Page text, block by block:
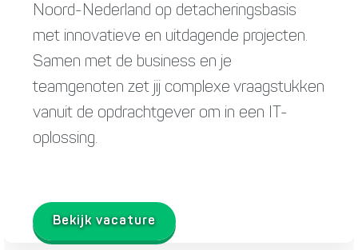
Noord-Nederland op detacheringsbasis
met innovatieve en uitdagende projecten.
Samen met de business en je
teamgenoten zet jij complexe vraagstukken
vanuit de opdrachtgever om in een IT-
oplossing.
Bekijk vacature